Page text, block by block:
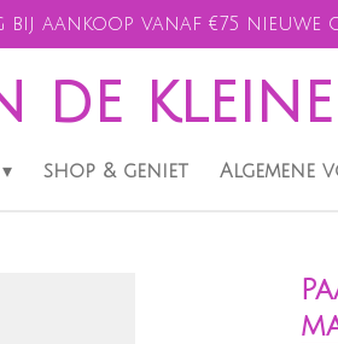
bij aankoop vanaf €75
de
shop & geniet Algemene